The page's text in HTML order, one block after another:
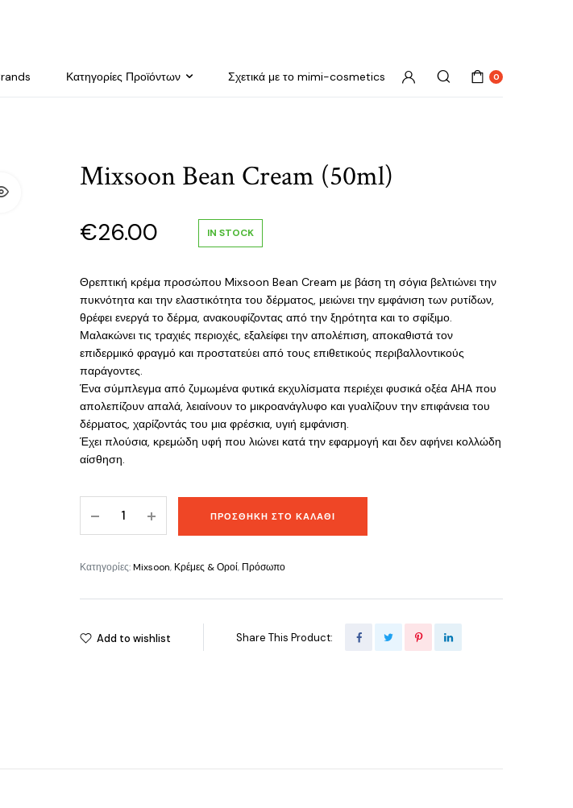
Κατηγορίες Προϊόντων Σχετικά με το mimi-cosmetics 0
Mixsoon Bean Cream (50ml)
€26.00 IN STOCK
Θρεπτική κρέμα προσώπου Mixsoon Bean Cream με βάση τη σόγια βελτιώνει την
πυκνότητα και την ελαστικότητα του δέρματος, μειώνει την εμφάνιση των ρυτίδων,
θρέφει ενεργά το δέρμα, ανακουφίζοντας από την ξηρότητα και το σφίξιμο.
Μαλακώνει τις τραχιές περιοχές, εξαλείφει την απολέπιση, αποκαθιστά τον
επιδερμικό φραγμό και προστατεύει από τους επιθετικούς περιβαλλοντικούς
παράγοντες.
Ένα σύμπλεγμα από ζυμωμένα φυτικά εκχυλίσματα περιέχει φυσικά οξέα AHA που
απολεπίζουν απαλά, λειαίνουν το μικροανάγλυφο και γυαλίζουν την επιφάνεια του
δέρματος, χαρίζοντάς του μια φρέσκια, υγιή εμφάνιση.
Έχει πλούσια, κρεμώδη υφή που λιώνει κατά την εφαρμογή και δεν αφήνει κολλώδη
αίσθηση.
Bean
(50ml)
ΠΡΟΣΘΉΚΗ ΣΤΟ ΚΑΛΆΘΙ
Κατηγορίες:Mixsoon, Κρέμες & Οροί, Πρόσωπο
Add to wishlist Share This Product: